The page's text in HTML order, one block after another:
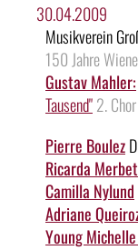
30.04.2009
Musikverein
150 Jahre
Gustav Mahler:
Tausend"2. Chor
Pierre Boulez
Ricarda
Camilla Nylund
Adriane
Young